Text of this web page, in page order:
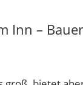
Inn –